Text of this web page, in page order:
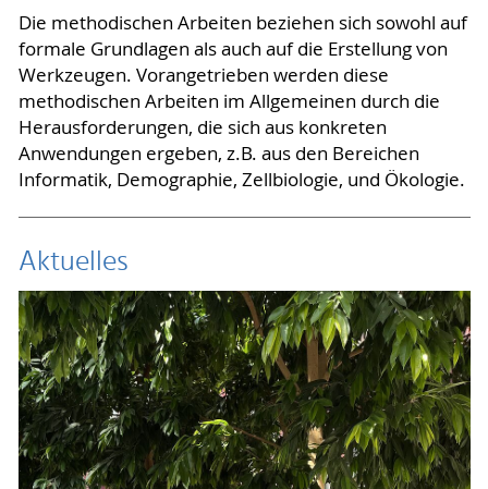
Die methodischen Arbeiten beziehen sich sowohl auf
formale Grundlagen als auch auf die Erstellung von
Werkzeugen. Vorangetrieben werden diese
methodischen Arbeiten im Allgemeinen durch die
Herausforderungen, die sich aus konkreten
Anwendungen ergeben, z.B. aus den Bereichen
Informatik, Demographie, Zellbiologie, und Ökologie.
Aktuelles